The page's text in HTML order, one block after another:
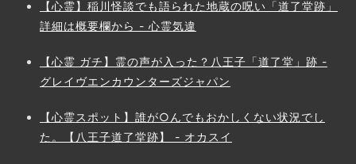
【心霊】稲川怪談でも語られた地蔵の呪い「道了堂跡」
詳細は概要欄から - 心霊気違
【心霊 ガチ】霊の声が入った？八王子「道了堂」跡 -
グレイヴエンカウンターズジャパン
【心霊スポット】誰が○んでもおかしくない状況でし
た。【八王子道了堂跡】 - オカスイ